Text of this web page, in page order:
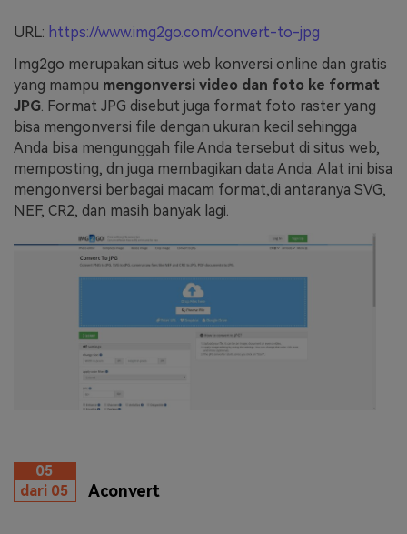
URL: https://www.img2go.com/convert-to-jpg
Img2go merupakan situs web konversi online dan gratis
yang mampu mengonversi video dan foto ke format
JPG. Format JPG disebut juga format foto raster yang
bisa mengonversi file dengan ukuran kecil sehingga
Anda bisa mengunggah file Anda tersebut di situs web,
memposting, dn juga membagikan data Anda. Alat ini bisa
mengonversi berbagai macam format,di antaranya SVG,
NEF, CR2, dan masih banyak lagi.
05
dari 05
Aconvert